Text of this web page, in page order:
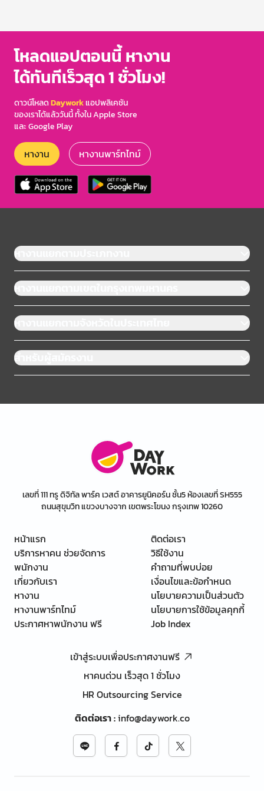
โหลดแอปตอนนี้ หางาน
ได้ทันทีเร็วสุด 1 ชั่วโมง!
ดาวน์โหลดDayworkแอปพลิเคชัน
ของเราได้แล้ววันนี้ ทั้งใน Apple Store
และ Google Play
หางาน หางานพาร์ทไทม์
หางานแยกตามประเภทงาน
หางานแยกตามเขตในกรุงเทพมหานคร
หางานแยกตามจังหวัดในประเทศไทย
สำหรับผู้สมัครงาน
เลขที่ 111 ทรู ดิจิทัล พาร์ค เวสต์ อาคารยูนิคอร์น ชั้น5 ห้องเลขที่ SH555
ถนนสุขุมวิท แขวงบางจาก เขตพระโขนง กรุงเทพ 10260
หน้าแรก
บริการหาคน ช่วยจัดการ
พนักงาน
เกี่ยวกับเรา
หางาน
หางานพาร์ทไทม์
ประกาศหาพนักงาน ฟรี
ติดต่อเรา
วิธีใช้งาน
คำถามที่พบบ่อย
เงื่อนไขและข้อกำหนด
นโยบายความเป็นส่วนตัว
นโยบายการใช้ข้อมูลคุกกี้
Job Index
เข้าสู่ระบบเพื่อประกาศงานฟรี
หาคนด่วน เร็วสุด 1 ชั่วโมง
HR Outsourcing Service
ติดต่อเรา:info@daywork.co